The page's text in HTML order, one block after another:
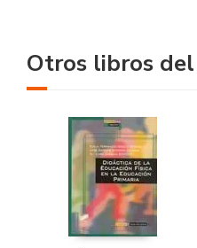
Otros libros